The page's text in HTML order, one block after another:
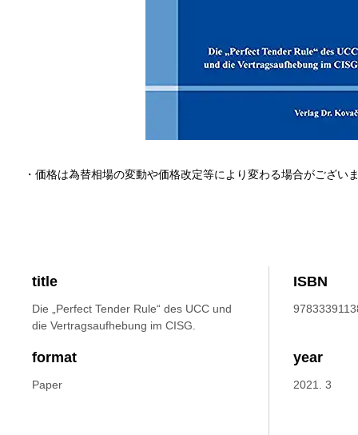
title
Die „Perfect Tender Rule“ des UCC und
die Vertragsaufhebung im CISG.
ISBN
format
Paper
year
2021. 3
・価格は為替相場の変動や価格改定等により変わる場合がござい